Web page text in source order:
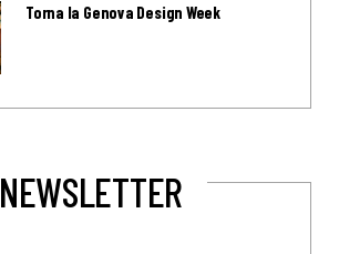
Torna la Genova Design Week
NEWSLETTER